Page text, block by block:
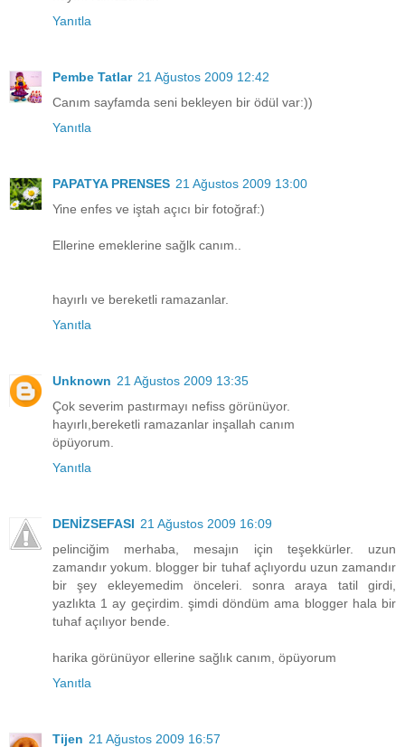
Yanıtla
Pembe Tatlar 21 Ağustos 2009 12:42
Canım sayfamda seni bekleyen bir ödül var:))
Yanıtla
PAPATYA PRENSES 21 Ağustos 2009 13:00
Yine enfes ve iştah açıcı bir fotoğraf:)
Ellerine emeklerine sağlk canım..
hayırlı ve bereketli ramazanlar.
Yanıtla
Unknown 21 Ağustos 2009 13:35
Çok severim pastırmayı nefiss görünüyor.
hayırlı,bereketli ramazanlar inşallah canım
öpüyorum.
Yanıtla
DENİZSEFASI 21 Ağustos 2009 16:09
pelinciğim merhaba, mesajın için teşekkürler. uzun
zamandır yokum. blogger bir tuhaf açlıyordu uzun zamandır
bir şey ekleyemedim önceleri. sonra araya tatil girdi,
yazlıkta 1 ay geçirdim. şimdi döndüm ama blogger hala bir
tuhaf açılıyor bende.
harika görünüyor ellerine sağlık canım, öpüyorum
Yanıtla
Tijen 21 Ağustos 2009 16:57